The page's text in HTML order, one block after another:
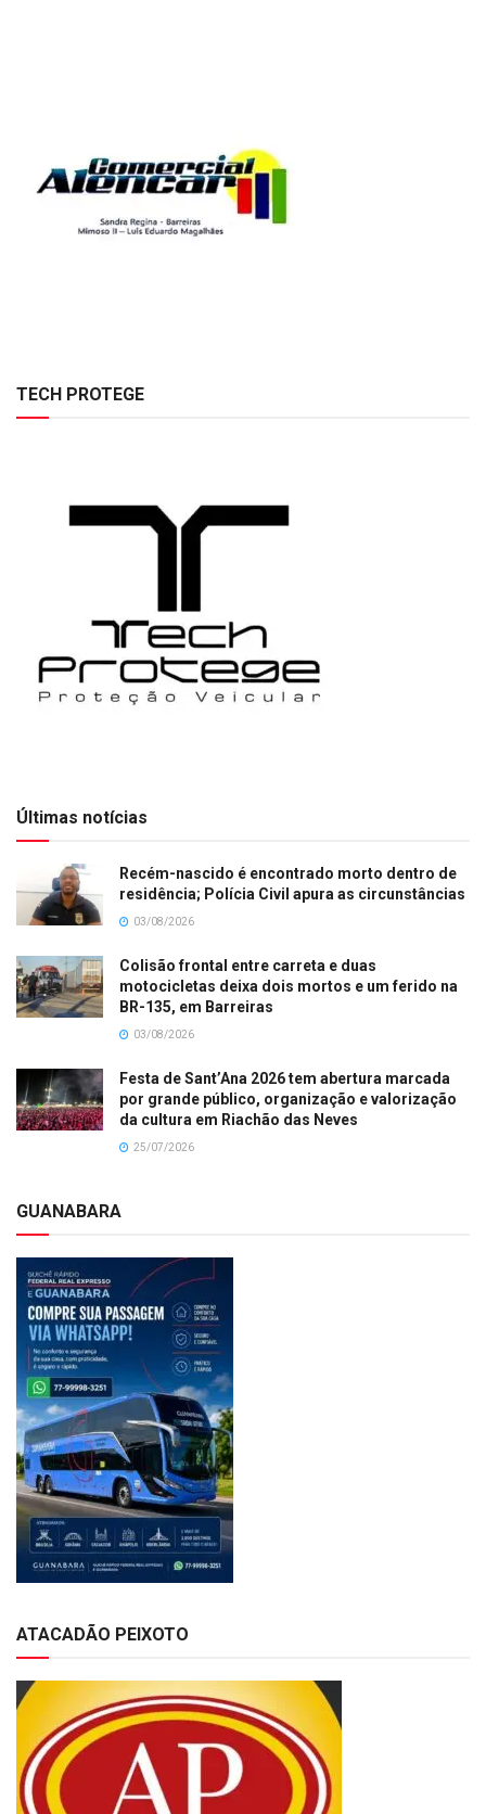
TECH PROTEGE
Últimas notícias
Recém-nascido é encontrado morto dentro de
residência; Polícia Civil apura as circunstâncias
03/08/2026
Colisão frontal entre carreta e duas
motocicletas deixa dois mortos e um ferido na
BR-135, em Barreiras
03/08/2026
Festa de Sant’Ana 2026 tem abertura marcada
por grande público, organização e valorização
da cultura em Riachão das Neves
25/07/2026
GUANABARA
ATACADÃO PEIXOTO